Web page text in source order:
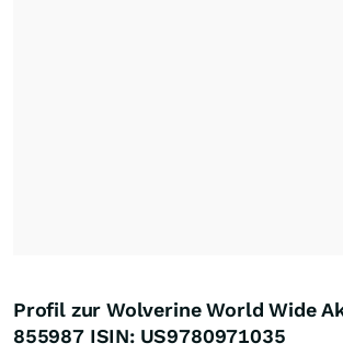
Profil zur Wolverine World Wide
855987 ISIN: US9780971035